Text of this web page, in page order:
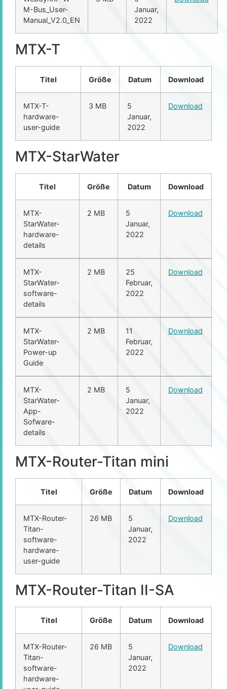
M-Bus_User-
Manual_V2.0_EN
Januar,
2022
MTX-T
Titel Größe Datum Download
MTX-T-
hardware-
user-guide
3 MB
5
Januar,
2022
Download
MTX-StarWater
Titel Größe Datum Download
MTX-
StarWater-
hardware-
details
2 MB
5
Januar,
2022
Download
MTX-
StarWater-
software-
details
2 MB
25
Februar,
2022
Download
MTX-
StarWater-
Power-up
Guide
2 MB
11
Februar,
2022
Download
MTX-
StarWater-
App-
Sofware-
details
2 MB
5
Januar,
2022
Download
MTX-Router-Titan mini
Titel Größe Datum Download
MTX-Router-
Titan-
software-
hardware-
user-guide
26 MB
5
Januar,
2022
Download
MTX-Router-Titan II-SA
Titel Größe Datum Download
MTX-Router-
Titan-
software-
hardware-
26 MB
5
Januar,
2022
Download